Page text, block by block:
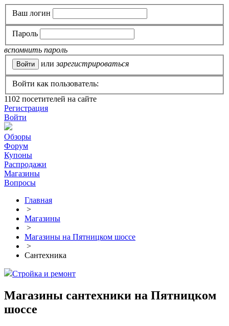
Ваш логин
Пароль
вспомнить пароль
или зарегистрироваться
Войти как пользователь:
1102 посетителей на сайте
Регистрация
Войти
Обзоры
Форум
Купоны
Распродажи
Магазины
Вопросы
Главная
>
Магазины
>
Магазины на Пятницком шоссе
>
Сантехника
Стройка и ремонт
Магазины сантехники на Пятницком
шоссе